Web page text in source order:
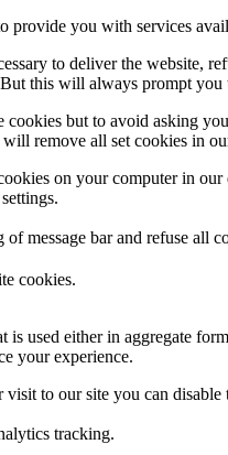
provide you with services
to deliver the website,
this will always prompt you
but to avoid asking
remove all set cookies in
on your computer in
of message bar and refuse
cookies.
is used either in aggregate
your experience.
to our site you can
tracking.